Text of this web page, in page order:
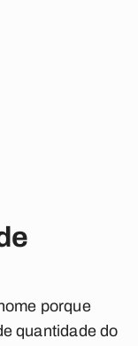
porque
quantidade do